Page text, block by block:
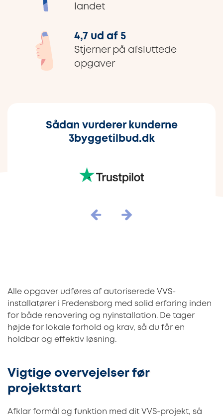
landet
4,7 ud af 5
Stjerner på afsluttede
opgaver
Sådan vurderer kunderne
3byggetilbud.dk
Alle opgaver udføres af autoriserede VVS-
installatører i Fredensborg med solid erfaring inden
for både renovering og nyinstallation. De tager
højde for lokale forhold og krav, så du får en
holdbar og effektiv løsning.
Vigtige overvejelser før
projektstart
Afklar formål og funktion med dit VVS-projekt, så